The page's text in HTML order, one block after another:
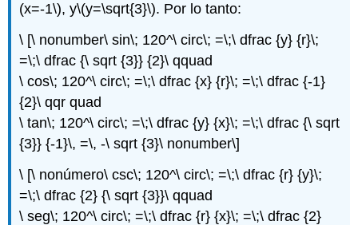
(x=-1\), y\(y=\sqrt{3}\). Por lo tanto:
\ [\ nonumber\ sin\; 120^\ circ\; =\;\ dfrac {y} {r}\;
=\;\ dfrac {\ sqrt {3}} {2}\ qquad
\ cos\; 120^\ circ\; =\;\ dfrac {x} {r}\; =\;\ dfrac {-1}
{2}\ qqr quad
\ tan\; 120^\ circ\; =\;\ dfrac {y} {x}\; =\;\ dfrac {\ sqrt
{3}} {-1}\, =\, -\ sqrt {3}\ nonumber\]
\ [\ nonúmero\ csc\; 120^\ circ\; =\;\ dfrac {r} {y}\;
=\;\ dfrac {2} {\ sqrt {3}}\ qquad
\ seg\; 120^\ circ\; =\;\ dfrac {r} {x}\; =\;\ dfrac {2}